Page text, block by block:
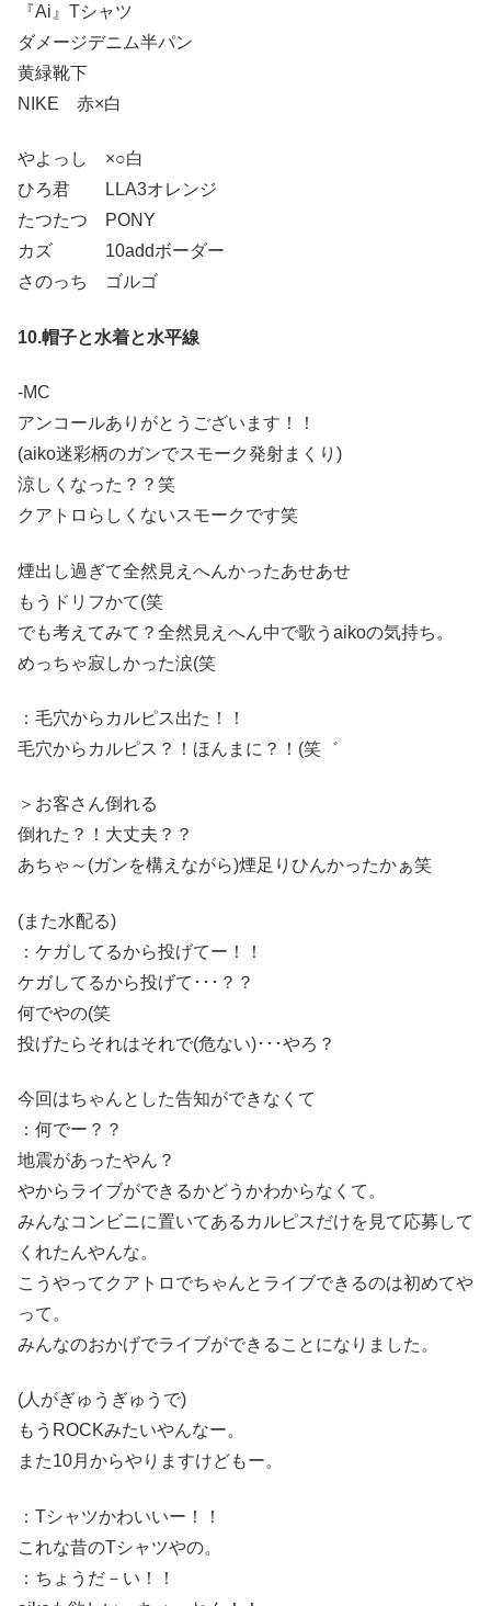
『Ai』Tシャツ
ダメージデニム半パン
黄緑靴下
NIKE 赤×白
やよっし ×○白
ひろ君 LLA3オレンジ
たつたつ PONY
カズ 10addボーダー
さのっち ゴルゴ
10.帽子と水着と水平線
-MC
アンコールありがとうございます！！
(aiko迷彩柄のガンでスモーク発射まくり)
涼しくなった？？笑
クアトロらしくないスモークです笑
煙出し過ぎて全然見えへんかったあせあせ
もうドリフかて(笑
でも考えてみて？全然見えへん中で歌うaikoの気持ち。
めっちゃ寂しかった涙(笑
：毛穴からカルピス出た！！
毛穴からカルピス？！ほんまに？！(笑゛
＞お客さん倒れる
倒れた？！大丈夫？？
あちゃ～(ガンを構えながら)煙足りひんかったかぁ笑
(また水配る)
：ケガしてるから投げてー！！
ケガしてるから投げて･･･？？
何でやの(笑
投げたらそれはそれで(危ない)･･･やろ？
今回はちゃんとした告知ができなくて
：何でー？？
地震があったやん？
やからライブができるかどうかわからなくて。
みんなコンビニに置いてあるカルピスだけを見て応募して
くれたんやんな。
こうやってクアトロでちゃんとライブできるのは初めてや
って。
みんなのおかげでライブができることになりました。
(人がぎゅうぎゅうで)
もうROCKみたいやんなー。
また10月からやりますけどもー。
：Tシャツかわいいー！！
これな昔のTシャツやの。
：ちょうだ－い！！